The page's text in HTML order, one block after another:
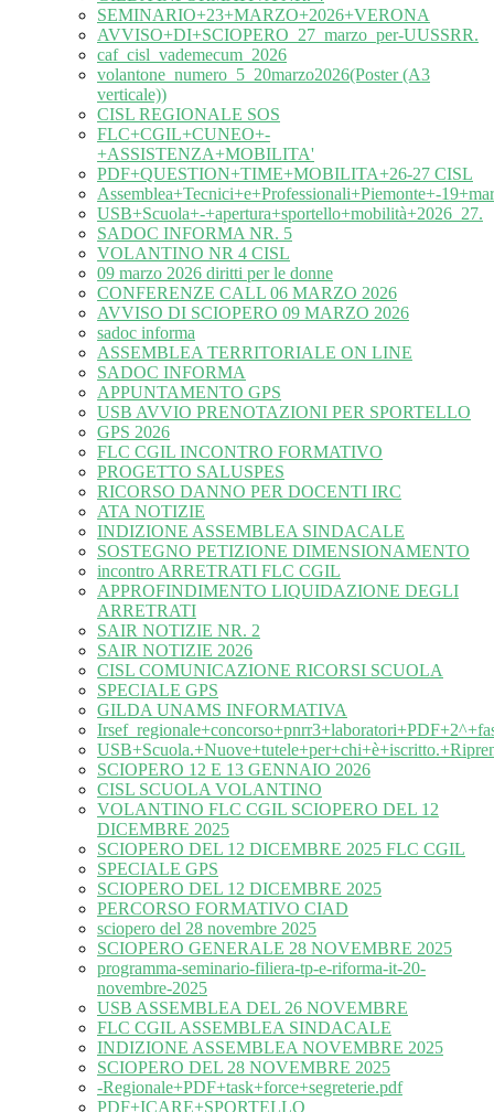
SEMINARIO+23+MARZO+2026+VERONA
AVVISO+DI+SCIOPERO_27_marzo_per-UUSSRR.
caf_cisl_vademecum_2026
volantone_numero_5_20marzo2026(Poster (A3
verticale))
CISL REGIONALE SOS
FLC+CGIL+CUNEO+-
+ASSISTENZA+MOBILITA'
PDF+QUESTION+TIME+MOBILITA+26-27 CISL
Assemblea+Tecnici+e+Professionali+Piemonte+-
USB+Scuola+-+apertura+sportello+mobilità+2026_27.
SADOC INFORMA NR. 5
VOLANTINO NR 4 CISL
09 marzo 2026 diritti per le donne
CONFERENZE CALL 06 MARZO 2026
AVVISO DI SCIOPERO 09 MARZO 2026
sadoc informa
ASSEMBLEA TERRITORIALE ON LINE
SADOC INFORMA
APPUNTAMENTO GPS
USB AVVIO PRENOTAZIONI PER SPORTELLO
GPS 2026
FLC CGIL INCONTRO FORMATIVO
PROGETTO SALUSPES
RICORSO DANNO PER DOCENTI IRC
ATA NOTIZIE
INDIZIONE ASSEMBLEA SINDACALE
SOSTEGNO PETIZIONE DIMENSIONAMENTO
incontro ARRETRATI FLC CGIL
APPROFINDIMENTO LIQUIDAZIONE DEGLI
ARRETRATI
SAIR NOTIZIE NR. 2
SAIR NOTIZIE 2026
CISL COMUNICAZIONE RICORSI SCUOLA
SPECIALE GPS
GILDA UNAMS INFORMATIVA
SCIOPERO 12 E 13 GENNAIO 2026
CISL SCUOLA VOLANTINO
VOLANTINO FLC CGIL SCIOPERO DEL 12
DICEMBRE 2025
SCIOPERO DEL 12 DICEMBRE 2025 FLC CGIL
SPECIALE GPS
SCIOPERO DEL 12 DICEMBRE 2025
PERCORSO FORMATIVO CIAD
sciopero del 28 novembre 2025
SCIOPERO GENERALE 28 NOVEMBRE 2025
programma-seminario-filiera-tp-e-riforma-it-20-
novembre-2025
USB ASSEMBLEA DEL 26 NOVEMBRE
FLC CGIL ASSEMBLEA SINDACALE
INDIZIONE ASSEMBLEA NOVEMBRE 2025
SCIOPERO DEL 28 NOVEMBRE 2025
-Regionale+PDF+task+force+segreterie.pdf
PDF+ICARE+SPORTELLO